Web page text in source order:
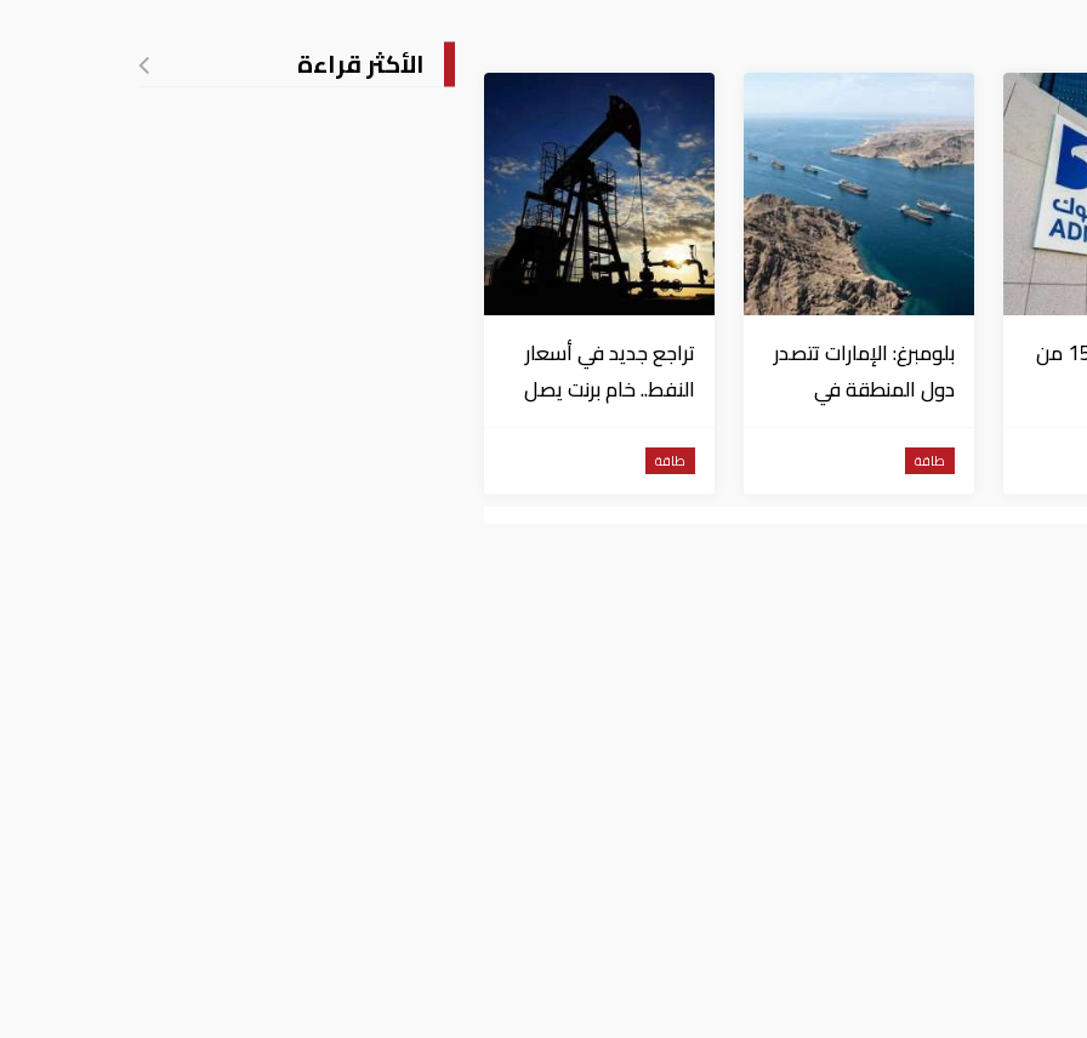
أدنوك: تعرضت 15 من
بلومبرغ: الإمارات تتصدر
دول المنطقة في
مضيق هرمز
طاقة
تراجع جديد في أسعار
النفط.. خام برنت يصل
للبرميل
طاقة
الأكثر قراءة